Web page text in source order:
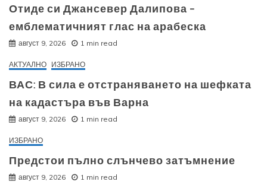
Отиде си Джансевер Далипова –
емблематичният глас на арабеска
август 9, 2026 1 min read
АКТУАЛНО ИЗБРАНО
ВАС: В сила е отстраняването на шефката
на кадастъра във Варна
август 9, 2026 1 min read
ИЗБРАНО
Предстои пълно слънчево затъмнение
август 9, 2026 1 min read